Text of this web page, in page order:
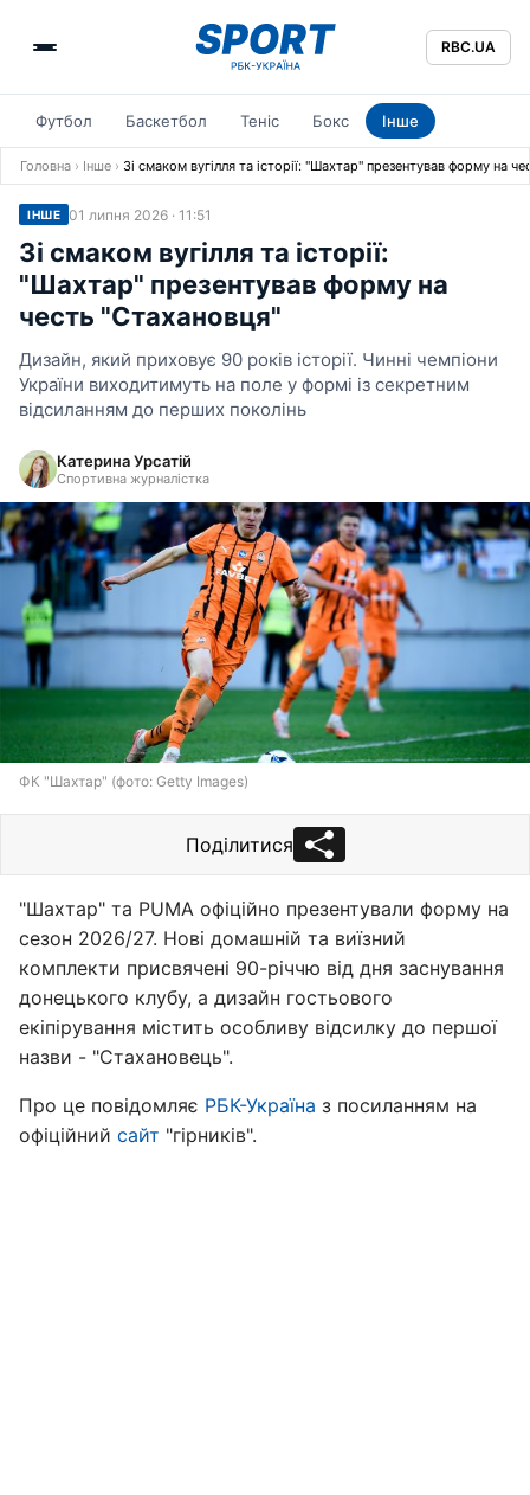
RBC.UA
Футбол Баскетбол Теніс Бокс Інше
Головна › Інше › Зі смаком вугілля та історії: "Шахтар" презентував форму на
ІНШЕ 01 липня 2026 · 11:51
Зі смаком вугілля та історії:
"Шахтар" презентував форму на
честь "Стахановця"
Дизайн, який приховує 90 років історії. Чинні чемпіони
України виходитимуть на поле у формі із секретним
відсиланням до перших поколінь
Катерина Урсатій
Спортивна журналістка
ФК "Шахтар" (фото: Getty Images)
Поділитися
"Шахтар" та PUMA офіційно презентували форму на
сезон 2026/27. Нові домашній та виїзний
комплекти присвячені 90-річчю від дня заснування
донецького клубу, а дизайн гостьового
екіпірування містить особливу відсилку до першої
назви - "Стахановець".
Про це повідомляє РБК-Україна з посиланням на
офіційний сайт "гірників".